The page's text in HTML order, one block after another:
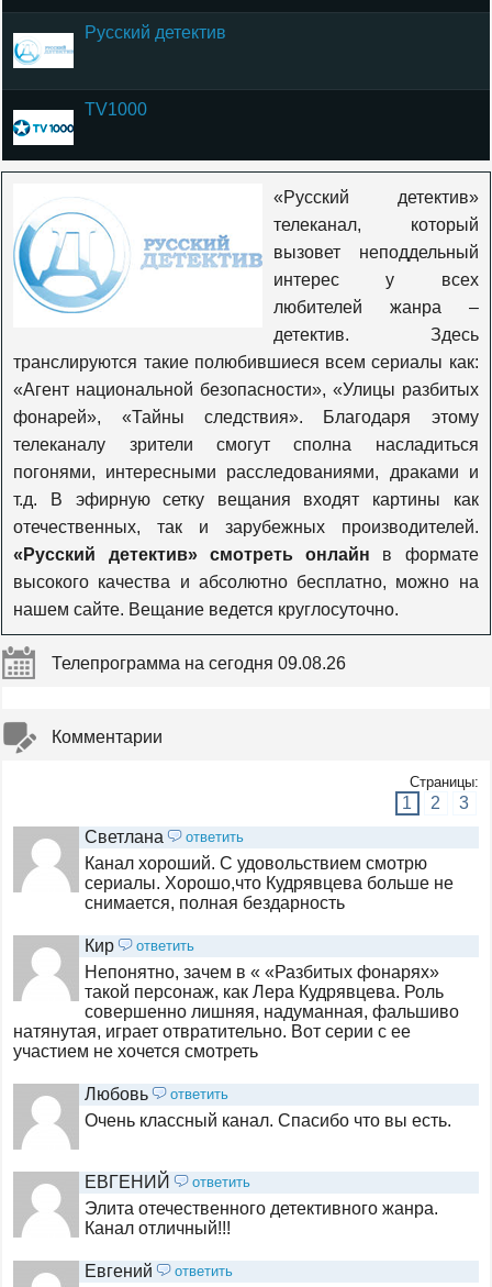
Русский детектив
TV1000
TV1000 Русское Кино
VIP Megahit HD
VIP Comedy HD
Шокирующее HD
Остросюжетное Кино
.red
.black
.sci-fi
Киномикс
Bollywood
«Русский детектив»
телеканал, который
вызовет неподдельный
интерес у всех
любителей жанра –
детектив. Здесь
транслируются такие полюбившиеся всем сериалы как:
«Агент национальной безопасности», «Улицы разбитых
фонарей», «Тайны следствия». Благодаря этому
телеканалу зрители смогут сполна насладиться
погонями, интересными расследованиями, драками и
т.д. В эфирную сетку вещания входят картины как
отечественных, так и зарубежных производителей.
«Русский детектив» смотреть онлайн в формате
высокого качества и абсолютно бесплатно, можно на
нашем сайте. Вещание ведется круглосуточно.
Телепрограмма на сегодня 09.08.26
Комментарии
Страницы:
1 2
3
Светлана
ответить
Канал хороший. С удовольствием смотрю
сериалы. Хорошо,что Кудрявцева больше не
снимается, полная бездарность
Кир ответить
Непонятно, зачем в « «Разбитых фонарях»
такой персонаж, как Лера Кудрявцева. Роль
совершенно лишняя, надуманная, фальшиво
натянутая, играет отвратительно. Вот серии с ее
участием не хочется смотреть
Любовь ответить
Очень классный канал. Спасибо что вы есть.
ЕВГЕНИЙ ответить
Элита отечественного детективного жанра.
Канал отличный!!!
Евгений ответить